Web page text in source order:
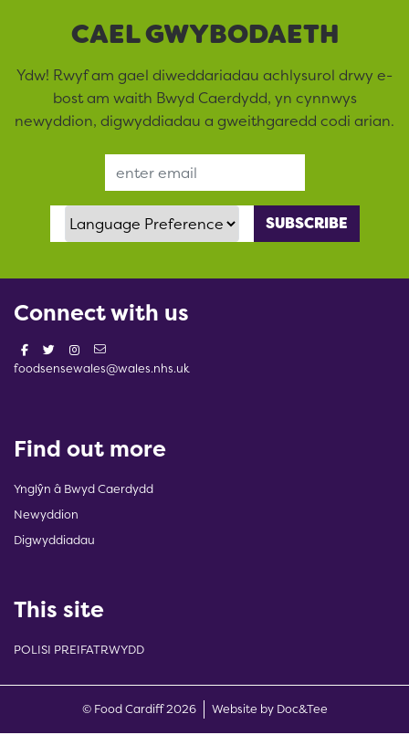
CAEL GWYBODAETH
Ydw! Rwyf am gael diweddariadau achlysurol drwy e-
bost am waith Bwyd Caerdydd, yn cynnwys
newyddion, digwyddiadau a gweithgaredd codi arian.
Language Preference
Connect with us
foodsensewales@wales.nhs.uk
Find out more
Ynglŷn â Bwyd Caerdydd
Newyddion
Digwyddiadau
This site
POLISI PREIFATRWYDD
© Food Cardiff 2026 Website by Doc&Tee(opens new